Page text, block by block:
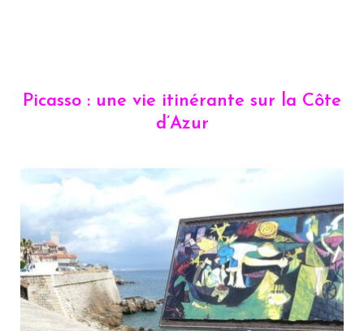
Picasso : une vie itinérante sur la Côte
d’Azur